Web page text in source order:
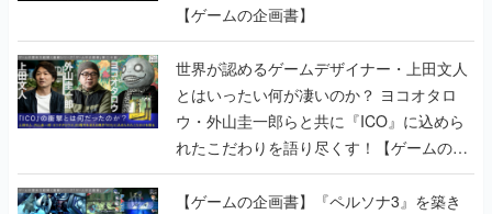
【ゲームの企画書】
世界が認めるゲームデザイナー・上田文人
とはいったい何が凄いのか？ ヨコオタロ
ウ・外山圭一郎らと共に『ICO』に込めら
れたこだわりを語り尽くす！【ゲームの企
画書】
【ゲームの企画書】『ペルソナ3』を築き